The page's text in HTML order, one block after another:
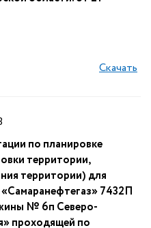
Скачать
по планировке
территории,
территории) для
7432П
№ 6п Северо-
проходящей по